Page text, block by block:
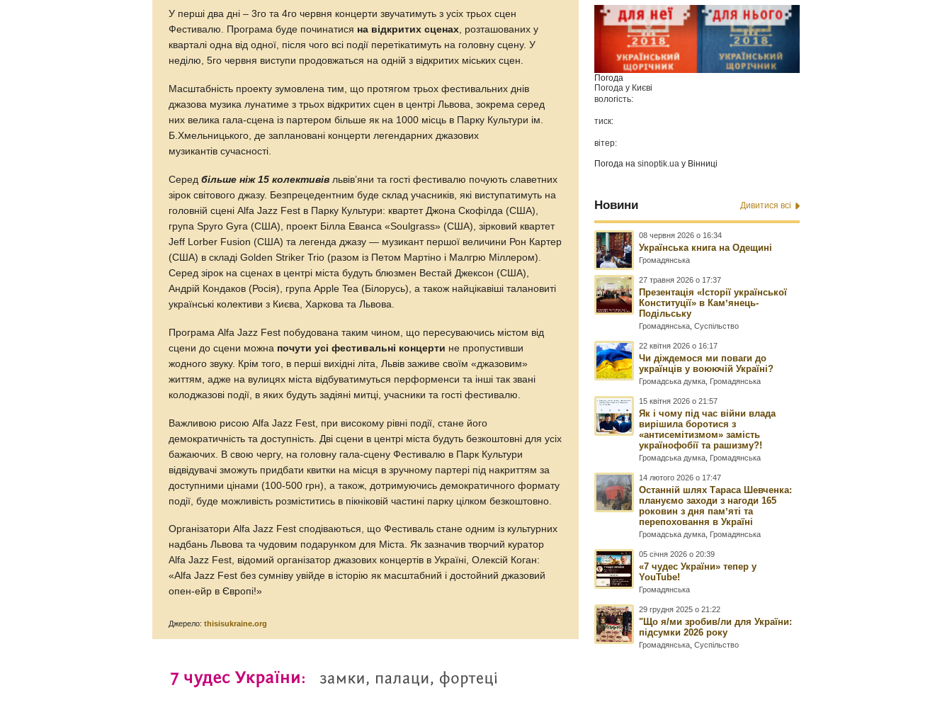
У перші два дні – 3го та 4го червня концерти звучатимуть з усіх трьох сцен
Фестивалю. Програма буде починатися на відкритих сценах , розташованих у
кварталі одна від одної, після чого всі події перетікатимуть на головну сцену. У
неділю, 5го червня виступи продовжаться на одній з відкритих міських сцен.
Масштабність проекту зумовлена тим, що протягом трьох фестивальних днів
джазова музика лунатиме з трьох відкритих сцен в центрі Львова, зокрема серед
них велика гала-сцена із партером більше як на 1000 місць в Парку Культури ім.
Б.Хмельницького, де заплановані концерти легендарних джазових
музикантів сучасності.
Середбільше ніж 15 колективів львів’яни та гості фестивалю почують славетних
зірок світового джазу. Безпрецедентним буде склад учасників, які виступатимуть на
головній сцені Alfa Jazz Fest в Парку Культури: квартет Джона Скофілда (США),
група Spyro Gyra (США), проект Білла Еванса «Soulgrass» (США), зірковий квартет
Jeff Lorber Fusion (США) та легенда джазу — музикант першої величини Рон Картер
(США) в складі Golden Striker Trio (разом із Петом Мартіно і Малгрю Міллером).
Серед зірок на сценах в центрі міста будуть блюзмен Вестай Джексон (США),
Андрій Кондаков (Росія), група Apple Tea (Білорусь), а також найцікавіші талановиті
українські колективи з Києва, Харкова та Львова.
Програма Alfa Jazz Fest побудована таким чином, що пересуваючись містом від
сцени до сцени можна почути усі фестивальні концерти не пропустивши
жодного звуку. Крім того, в перші вихідні літа, Львів заживе своїм «джазовим»
життям, адже на вулицях міста відбуватимуться перформенси та інші так звані
колоджазові події, в яких будуть задіяні митці, учасники та гості фестивалю.
Важливою рисою Alfa Jazz Fest, при високому рівні події, стане його
демократичність та доступність. Дві сцени в центрі міста будуть безкоштовні для усіх
бажаючих. В свою чергу, на головну гала-сцену Фестивалю в Парк Культури
відвідувачі зможуть придбати квитки на місця в зручному партері під накриттям за
доступними цінами (100-500 грн), а також, дотримуючись демократичного формату
події, буде можливість розміститись в пікніковій частині парку цілком безкоштовно.
Організатори Alfa Jazz Fest сподіваються, що Фестиваль стане одним із культурних
надбань Львова та чудовим подарунком для Міста. Як зазначив творчий куратор
Alfa Jazz Fest, відомий організатор джазових концертів в Україні, Олексій Коган:
«Alfa Jazz Fest без сумніву увійде в історію як масштабний і достойний джазовий
опен-ейр в Європі!»
Джерело:thisisukraine.org
Погода
Погода у Києві
вологість:
тиск:
вітер:
Погода наsinoptik.ua у Вінниці
Новини Дивитися всі
08 червня 2026 о 16:34
Українська книга на Одещині
Громадянська
27 травня 2026 о 17:37
Презентація «Історії української
Конституції» в Камʼянець-
Подільську
Громадянська ,Суспільство
22 квітня 2026 о 16:17
Чи діждемося ми поваги до
українців у воюючій Україні?
Громадська думка Громадянська
15 квітня 2026 о 21:57
Як і чому під час війни влада
вирішила боротися з
«антисемітизмом» замість
українофобії та рашизму?!
Громадська думка Громадянська
14 лютого 2026 о 17:47
Останній шлях Тараса Шевченка:
плануємо заходи з нагоди 165
роковин з дня памʼяті та
перепоховання в Україні
Громадська думка Громадянська
05 січня 2026 о 20:39
«7 чудес України» тепер у
YouTube!
Громадянська
29 грудня 2025 о 21:22
"Що я/ми зробив/ли для України:
підсумки 2026 року
Громадянська ,Суспільство